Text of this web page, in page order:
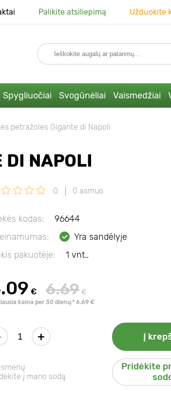
Palikite atsiliepimą Užduokite
Spygliuočiai Svogūnėliai Vaismedžiai
petražolės Gigante di Napoli
DI NAPOLI
0 0 asmuo
kodas:
96644
Yra sandėlyje
pakuotėje:
1 vnt..
€ 6.69 €
kaina per 30 dienų:* 6.69 €
+ Į
į mano sodą
Pridėkite